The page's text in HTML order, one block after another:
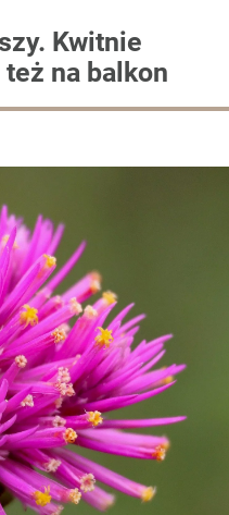
Kwitnie
na balkon